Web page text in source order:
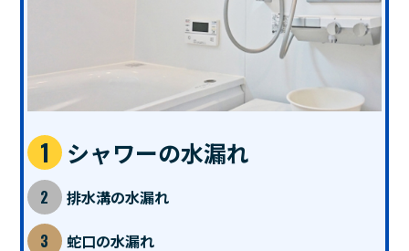
シャワーの水漏れ
排水溝の水漏れ
蛇口の水漏れ